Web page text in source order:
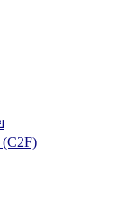
(C2F)